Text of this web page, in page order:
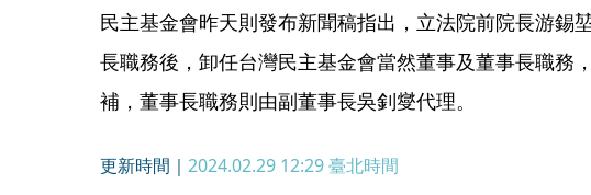
民主基金會昨天則發布新聞稿指出，立法院前院長游錫
長職務後，卸任台灣民主基金會當然董事及董事長職務
補，董事長職務則由副董事長吳釗燮代理。
更新時間｜ 2024.02.29 12:29臺北時間